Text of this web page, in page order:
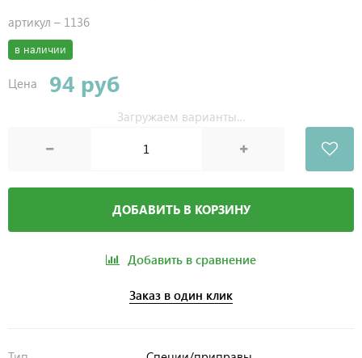
артикул – 1136
в наличии
Цена 94 руб
ДОБАВИТЬ В КОРЗИНУ
Добавить в сравнение
Заказ в один клик